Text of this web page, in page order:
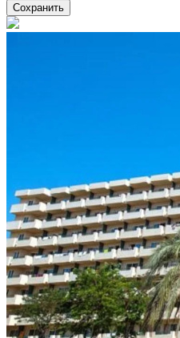
Сохранить